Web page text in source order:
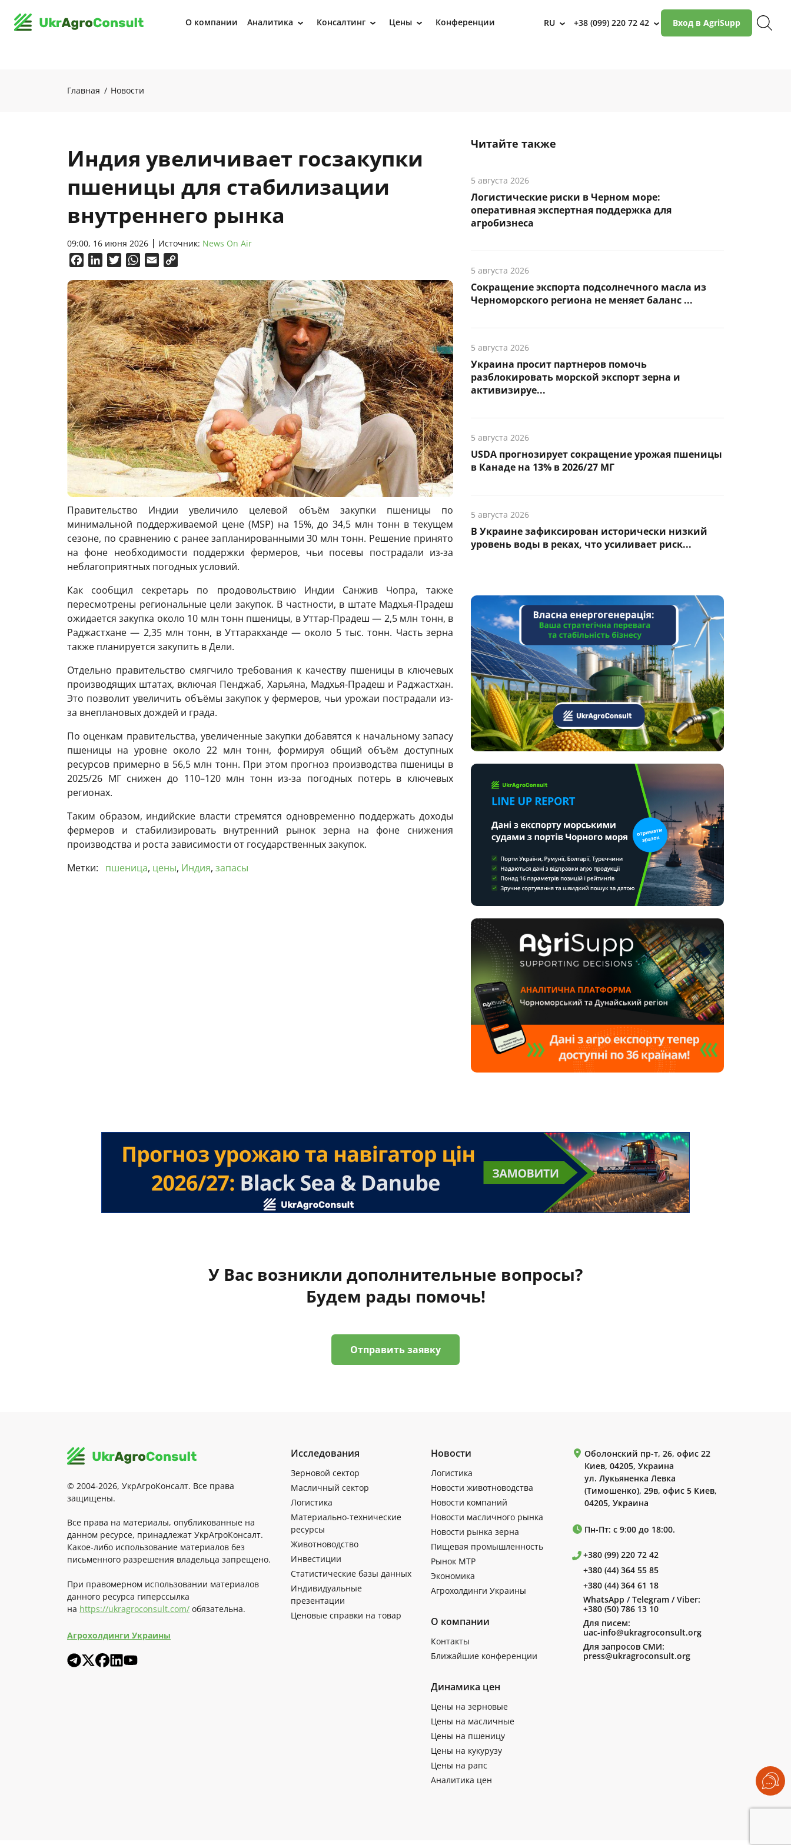
О компании Аналитика › Консалтинг › Цены › Конференции RU › +38 (099) 220 72 42 › Вход в AgriSupp
Главная Новости
Индия увеличивает госзакупки
пшеницы для стабилизации
внутреннего рынка
09:00, 16 июня 2026 Источник: News On Air
FacebookLinkedInTwitterWhatsApp
Email
Правительство Индии увеличило целевой объём закупки пшеницы по
минимальной поддерживаемой цене (MSP) на 15%, до 34,5 млн тонн в текущем
сезоне, по сравнению с ранее запланированными 30 млн тонн. Решение принято
на фоне необходимости поддержки фермеров, чьи посевы пострадали из-за
неблагоприятных погодных условий.
Как сообщил секретарь по продовольствию Индии Санжив Чопра, также
пересмотрены региональные цели закупок. В частности, в штате Мадхья-Прадеш
ожидается закупка около 10 млн тонн пшеницы, в Уттар-Прадеш — 2,5 млн тонн, в
Раджастхане — 2,35 млн тонн, в Уттаракханде — около 5 тыс. тонн. Часть зерна
также планируется закупить в Дели.
Отдельно правительство смягчило требования к качеству пшеницы в ключевых
производящих штатах, включая Пенджаб, Харьяна, Мадхья-Прадеш и Раджастхан.
Это позволит увеличить объёмы закупок у фермеров, чьи урожаи пострадали из-
за внеплановых дождей и града.
По оценкам правительства, увеличенные закупки добавятся к начальному запасу
пшеницы на уровне около 22 млн тонн, формируя общий объём доступных
ресурсов примерно в 56,5 млн тонн. При этом прогноз производства пшеницы в
2025/26 МГ снижен до 110–120 млн тонн из-за погодных потерь в ключевых
регионах.
Таким образом, индийские власти стремятся одновременно поддержать доходы
фермеров и стабилизировать внутренний рынок зерна на фоне снижения
производства и роста зависимости от государственных закупок.
Метки:
пшеница, цены, Индия, запасы
Читайте также
5 августа 2026
Логистические риски в Черном море:
оперативная экспертная поддержка для
агробизнеса
5 августа 2026
Сокращение экспорта подсолнечного масла из
Черноморского региона не меняет баланс ...
5 августа 2026
Украина просит партнеров помочь
разблокировать морской экспорт зерна и
активизируе...
5 августа 2026
USDA прогнозирует сокращение урожая пшеницы
в Канаде на 13% в 2026/27 МГ
5 августа 2026
В Украине зафиксирован исторически низкий
уровень воды в реках, что усиливает риск...
У Вас возникли дополнительные вопросы?
Будем рады помочь!
Отправить заявку
© 2004-2026, УкрАгроКонсалт. Все права
защищены.
Все права на материалы, опубликованные на
данном ресурсе, принадлежат УкрАгроКонсалт.
Какое-либо использование материалов без
письменного разрешения владельца запрещено.
При правомерном использовании материалов
данного ресурса гиперссылка
на https://ukragroconsult.com/ обязательна.
Агрохолдинги Украины
Исследования
Зерновой сектор
Масличный сектор
Логистика
Материально-технические
ресурсы
Животноводство
Инвестиции
Статистические базы данных
Индивидуальные
презентации
Ценовые справки на товар
Новости
Логистика
Новости животноводства
Новости компаний
Новости масличного рынка
Новости рынка зерна
Пищевая промышленность
Рынок МТР
Экономика
Агрохолдинги Украины
О компании
Контакты
Ближайшие конференции
Динамика цен
Цены на зерновые
Цены на масличные
Цены на пшеницу
Цены на кукурузу
Цены на рапс
Аналитика цен
Оболонский пр-т, 26, офис 22
Киев, 04205, Украина
ул. Лукьяненка Левка
(Тимошенко), 29в, офис 5 Киев,
04205, Украина
Пн-Пт: с 9:00 до 18:00.
+380 (99) 220 72 42
+380 (44) 364 55 85
+380 (44) 364 61 18
WhatsApp / Telegram / Viber:
+380 (50) 786 13 10
Для писем:
uac-info@ukragroconsult.org
Для запросов СМИ:
press@ukragroconsult.org